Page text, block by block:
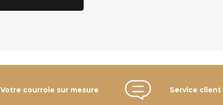
Votre courroie sur mesure Service client